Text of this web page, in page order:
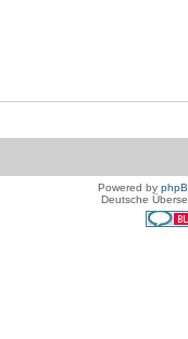
Powered by
Deutsche